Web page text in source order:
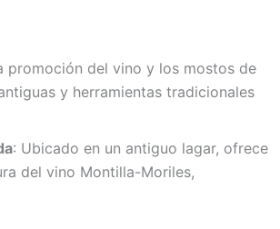
promoción del vino y los mostos de
y herramientas tradicionales
: Ubicado en un antiguo lagar, ofrece
del vino Montilla-Moriles,